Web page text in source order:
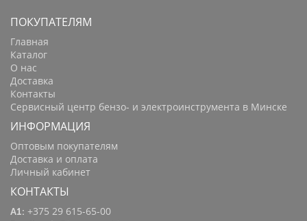
ПОКУПАТЕЛЯМ
Главная
Каталог
О нас
Доставка
Контакты
Сервисный центр бензо- и электроинструмента в Минске
ИНФОРМАЦИЯ
Оптовым покупателям
Доставка и оплата
Личный кабинет
КОНТАКТЫ
A1: +375 29 615-65-00